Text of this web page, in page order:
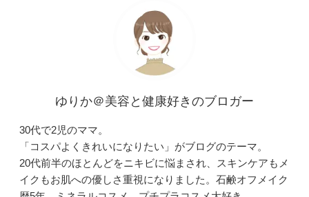
ゆりか＠美容と健康好きのブロガー
30代で2児のママ。
「コスパよくきれいになりたい」がブログのテーマ。
20代前半のほとんどをニキビに悩まされ、スキンケアもメ
イクもお肌への優しさ重視になりました。石鹸オフメイク